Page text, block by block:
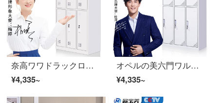
奈高ワワドラックロッカー従業員キャビネット6ドアワゴンドロッブブ
¥4,335~
オペルの美六門ワルドラックのロッカーロッカーロッカー
¥4,335~